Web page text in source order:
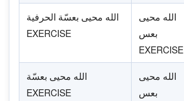
الله محيى بعسّة الحرفية
EXERCISE
الله محيى
بعس
EXERCISE
الله محيى بعسّة
EXERCISE
الله محيى
بعس